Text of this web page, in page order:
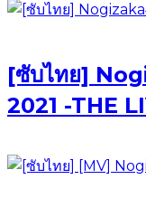
[ซับไทย]
2021 -THE